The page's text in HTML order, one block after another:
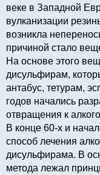
веке в Западной
вулканизации
возникла
причиной стало
На основе этого
дисульфирам,
антабус, тетурам,
годов начались
отвращения к
В конце 60-х и
способ лечения
дисульфирама. В
метода лежал